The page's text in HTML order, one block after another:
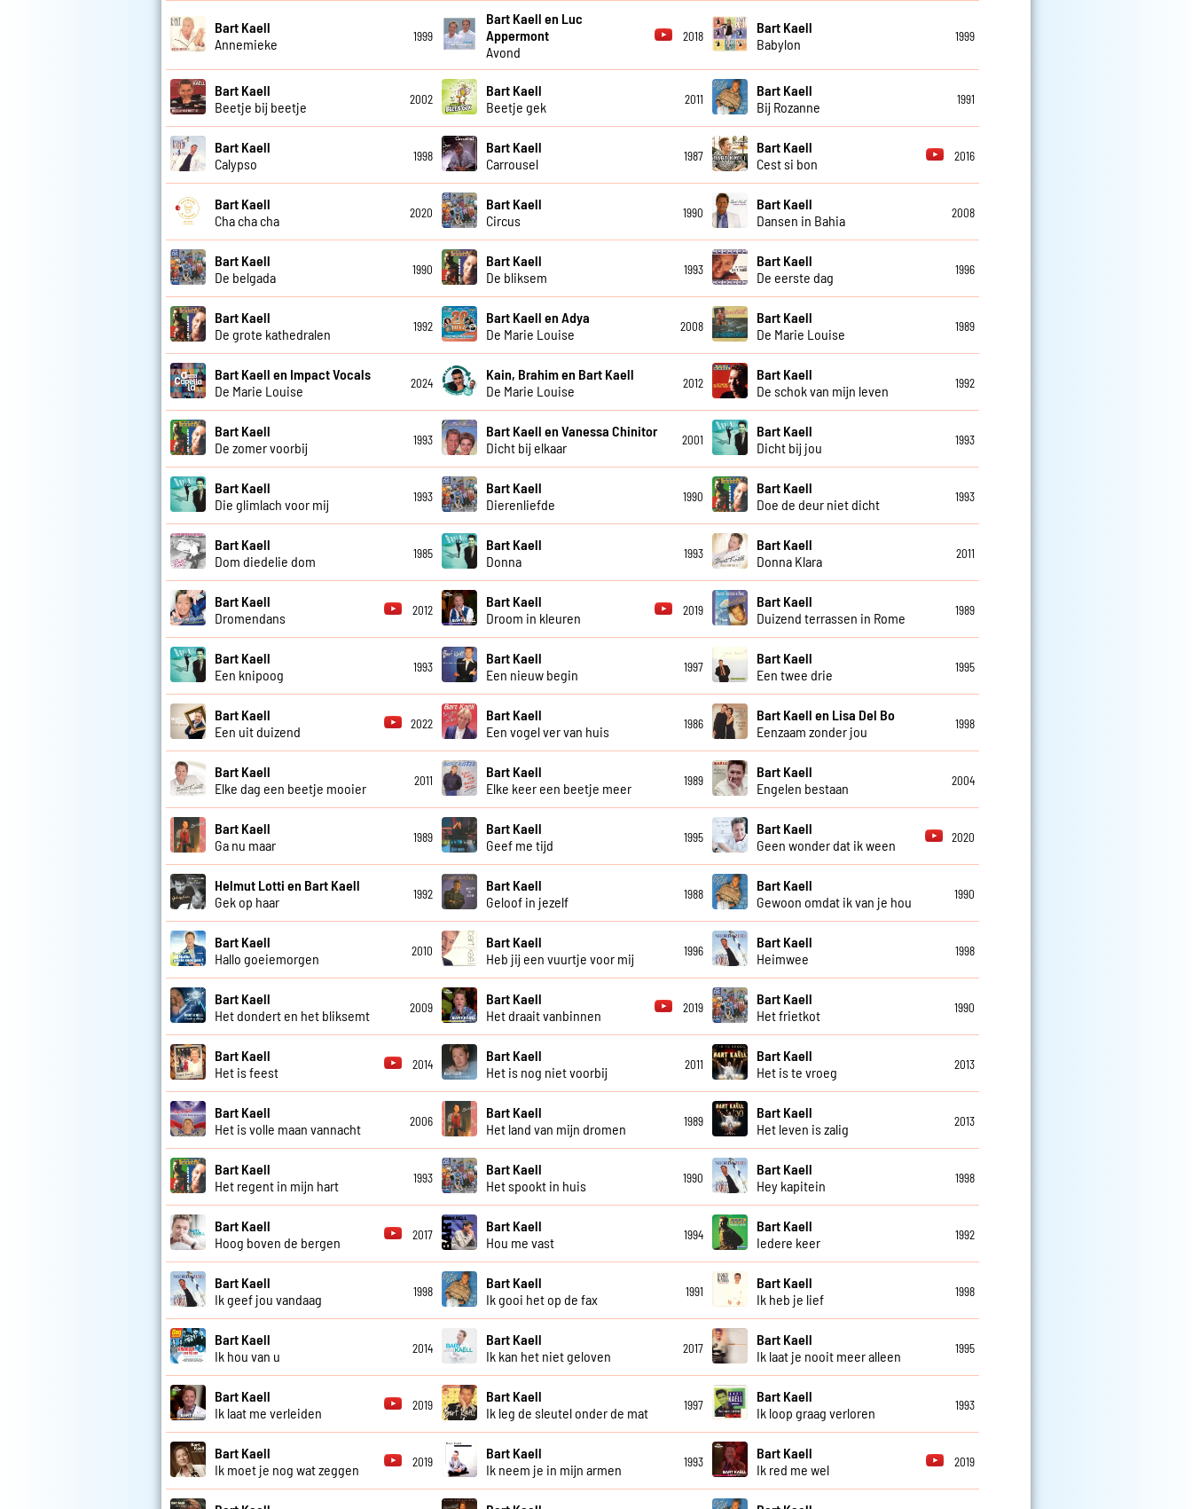
Bart Kaell
Annemieke
1999
Bart Kaell en Luc
Appermont
Avond
2018
Bart Kaell
Babylon
1999
Bart Kaell
Beetje bij beetje
2002
Bart Kaell
Beetje gek
2011
Bart Kaell
Bij Rozanne
1991
Bart Kaell
Calypso
1998
Bart Kaell
Carrousel
1987
Bart Kaell
Cest si bon
2016
Bart Kaell
Cha cha cha
2020
Bart Kaell
Circus
1990
Bart Kaell
Dansen in Bahia
2008
Bart Kaell
De belgada
1990
Bart Kaell
De bliksem
1993
Bart Kaell
De eerste dag
1996
Bart Kaell
De grote kathedralen
1992
Bart Kaell en Adya
De Marie Louise
2008
Bart Kaell
De Marie Louise
1989
Bart Kaell en Impact Vocals
De Marie Louise
2024
Kain, Brahim en Bart Kaell
De Marie Louise
2012
Bart Kaell
De schok van mijn leven
1992
Bart Kaell
De zomer voorbij
1993
Bart Kaell en Vanessa Chinitor
Dicht bij elkaar
2001
Bart Kaell
Dicht bij jou
1993
Bart Kaell
Die glimlach voor mij
1993
Bart Kaell
Dierenliefde
1990
Bart Kaell
Doe de deur niet dicht
1993
Bart Kaell
Dom diedelie dom
1985
Bart Kaell
Donna
1993
Bart Kaell
Donna Klara
2011
Bart Kaell
Dromendans
2012
Bart Kaell
Droom in kleuren
2019
Bart Kaell
Duizend terrassen in Rome
1989
Bart Kaell
Een knipoog
1993
Bart Kaell
Een nieuw begin
1997
Bart Kaell
Een twee drie
1995
Bart Kaell
Een uit duizend
2022
Bart Kaell
Een vogel ver van huis
1986
Bart Kaell en Lisa Del Bo
Eenzaam zonder jou
1998
Bart Kaell
Elke dag een beetje mooier
2011
Bart Kaell
Elke keer een beetje meer
1989
Bart Kaell
Engelen bestaan
2004
Bart Kaell
Ga nu maar
1989
Bart Kaell
Geef me tijd
1995
Bart Kaell
Geen wonder dat ik ween
2020
Helmut Lotti en Bart Kaell
Gek op haar
1992
Bart Kaell
Geloof in jezelf
1988
Bart Kaell
Gewoon omdat ik van je hou
1990
Bart Kaell
Hallo goeiemorgen
2010
Bart Kaell
Heb jij een vuurtje voor mij
1996
Bart Kaell
Heimwee
1998
Bart Kaell
Het dondert en het bliksemt
2009
Bart Kaell
Het draait vanbinnen
2019
Bart Kaell
Het frietkot
1990
Bart Kaell
Het is feest
2014
Bart Kaell
Het is nog niet voorbij
2011
Bart Kaell
Het is te vroeg
2013
Bart Kaell
Het is volle maan vannacht
2006
Bart Kaell
Het land van mijn dromen
1989
Bart Kaell
Het leven is zalig
2013
Bart Kaell
Het regent in mijn hart
1993
Bart Kaell
Het spookt in huis
1990
Bart Kaell
Hey kapitein
1998
Bart Kaell
Hoog boven de bergen
2017
Bart Kaell
Hou me vast
1994
Bart Kaell
Iedere keer
1992
Bart Kaell
Ik geef jou vandaag
1998
Bart Kaell
Ik gooi het op de fax
1991
Bart Kaell
Ik heb je lief
1998
Bart Kaell
Ik hou van u
2014
Bart Kaell
Ik kan het niet geloven
2017
Bart Kaell
Ik laat je nooit meer alleen
1995
Bart Kaell
Ik laat me verleiden
2019
Bart Kaell
Ik leg de sleutel onder de mat
1997
Bart Kaell
Ik loop graag verloren
1993
Bart Kaell
Ik moet je nog wat zeggen
2019
Bart Kaell
Ik neem je in mijn armen
1993
Bart Kaell
Ik red me wel
2019